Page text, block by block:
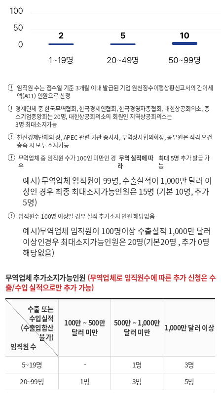
임직원 수는 접수일 기준 3개월 이내 발급된 기업 원천징수이행상황신고서의 간이세
액(A01) 인원으로 산정
경제단체 중 한국무역협회, 한국경제인협회, 한국경영자총협회, 대한상공회의소, 중
소기업중앙회는 20명, 대한상공회의소의 회원인 지역상공회의소는
3명 최대소지가능
친선경제단체의 장, APEC 관련 기관 종사자, 무역상사협의회장, 공무원은 적격 요건
충족 시 모두 소지가능
무역업체 중 임직원 수가 100인 미만인 경
우
무역 실적에 따
라
최대 5명 추가 발급 가
능
예시) 무역업체 임직원이 99명, 수출실적이 1,000만 달러 이
상인 경우 최종 최대소지가능인원은 15명 (기본 10명, 추가
5명)
임직원수 100명 이상일 경우 실적 추가소지 인원 해당없음
예시)무역업체 임직원이 100명이상 수출실적 1,000만 달러
이상인경우 최대소지가능인원은 20명(기본20명 , 추가 0명
해당없음)
무역업체 추가소지가능인원 (무역업체로 임직원수에 따른 추가 신청은 수
출/수입 실적으로만 추가 가능)
수출 또는
수입실적
(수출입합산
불가)
임직원 수
100만 ~ 500만
달러 미만
500만 ~ 1,000만
달러 미만
1,000만 달러 이상
5~19명 - 1명
3명
20~99명
1명 3명 5명